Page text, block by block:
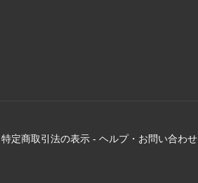
特定商取引法の表示 - ヘルプ・お問い合わせ